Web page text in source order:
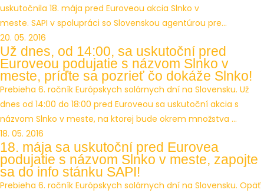
uskutočnila 18. mája pred Euroveou akcia Slnko v
meste. SAPI v spolupráci so Slovenskou agentúrou pre...
20. 05. 2016
Už dnes, od 14:00, sa uskutoční pred
Euroveou podujatie s názvom Slnko v
meste, príďte sa pozrieť čo dokáže Slnko!
Prebieha 6. ročník Európskych solárnych dní na Slovensku. Už
dnes od 14:00 do 18:00 pred Euroveou sa uskutoční akcia s
názvom Slnko v meste, na ktorej bude okrem množstva ...
18. 05. 2016
18. mája sa uskutoční pred Eurovea
podujatie s názvom Slnko v meste, zapojte
sa do info stánku SAPI!
Prebieha 6. ročník Európskych solárnych dní na Slovensku. Opäť